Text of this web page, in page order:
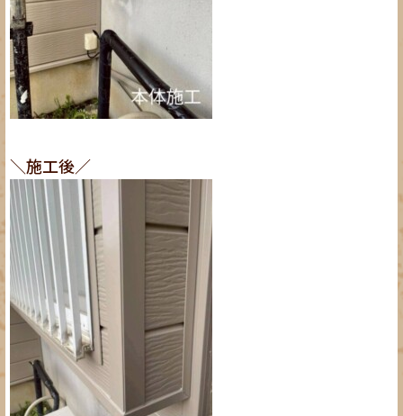
＼施工後／